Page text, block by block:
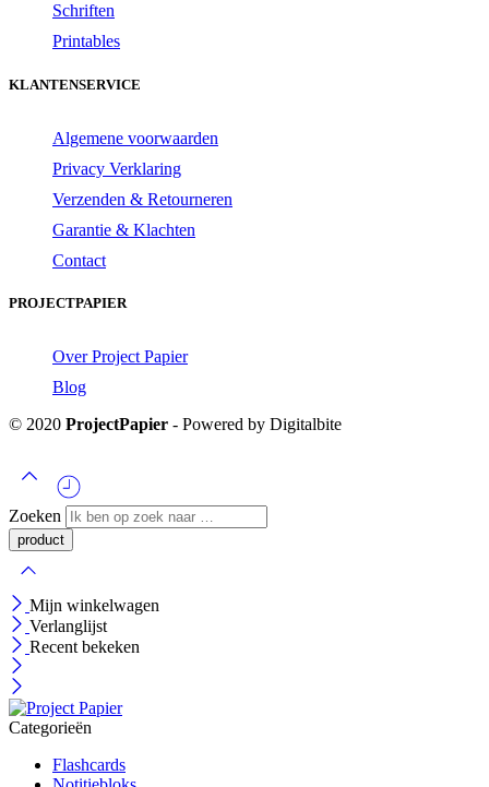
Schriften
Printables
KLANTENSERVICE
Algemene voorwaarden
Privacy Verklaring
Verzenden & Retourneren
Garantie & Klachten
Contact
PROJECTPAPIER
Over Project Papier
Blog
© 2020 ProjectPapier - Powered by Digitalbite
Zoeken
Mijn winkelwagen
Verlanglijst
Recent bekeken
Categorieën
Flashcards